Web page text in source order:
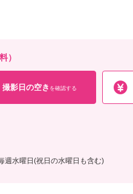
）
撮影日の空き を確認する
週水曜日(祝日の水曜日も含む)